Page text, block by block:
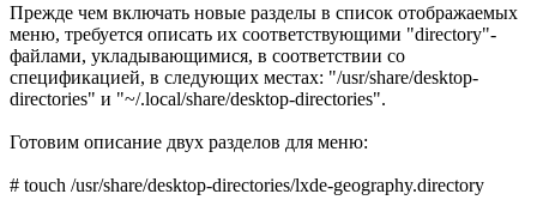
Прежде чем включать новые разделы в список отображаемых
меню, требуется описать их соответствующими "directory"-
файлами, укладывающимися, в соответствии со
спецификацией, в следующих местах: "/usr/share/desktop-
directories" и "~/.local/share/desktop-directories".
Готовим описание двух разделов для меню:
# touch /usr/share/desktop-directories/lxde-geography.directory